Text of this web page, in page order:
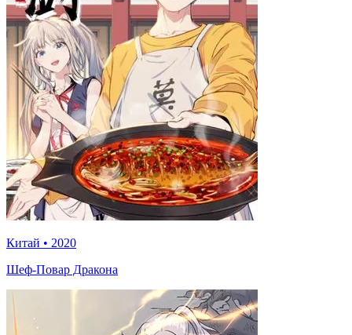
Китай • 2020
Шеф-Повар Дракона